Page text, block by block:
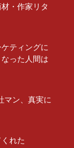
・作家リタ
ティングに
った人間は
マン、真実に
れた